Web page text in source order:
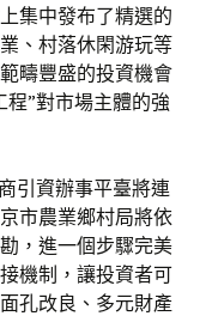
集中發布了精選的
、村落休閑游玩等
疇豐盛的投資機會
”對市場主體的強
引資辦事平臺將連
市農業鄉村局將依
，進一個步驟完美
機制，讓投資者可
孔改良、多元財產